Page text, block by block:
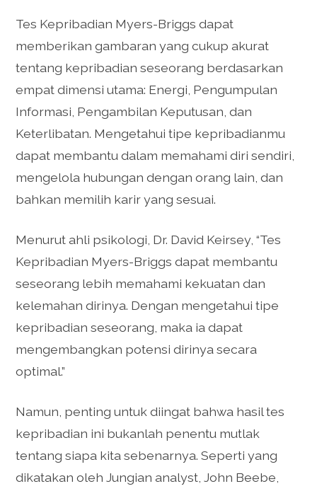
Tes Kepribadian Myers-Briggs dapat
memberikan gambaran yang cukup akurat
tentang kepribadian seseorang berdasarkan
empat dimensi utama: Energi, Pengumpulan
Informasi, Pengambilan Keputusan, dan
Keterlibatan. Mengetahui tipe kepribadianmu
dapat membantu dalam memahami diri sendiri,
mengelola hubungan dengan orang lain, dan
bahkan memilih karir yang sesuai.
Menurut ahli psikologi, Dr. David Keirsey, “Tes
Kepribadian Myers-Briggs dapat membantu
seseorang lebih memahami kekuatan dan
kelemahan dirinya. Dengan mengetahui tipe
kepribadian seseorang, maka ia dapat
mengembangkan potensi dirinya secara
optimal.”
Namun, penting untuk diingat bahwa hasil tes
kepribadian ini bukanlah penentu mutlak
tentang siapa kita sebenarnya. Seperti yang
dikatakan oleh Jungian analyst, John Beebe,